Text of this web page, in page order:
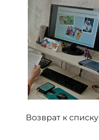
Возврат к списку